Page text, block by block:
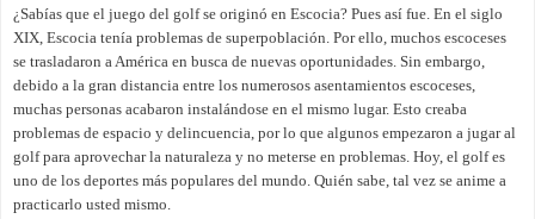
¿Sabías que el juego del golf se originó en Escocia? Pues así fue. En el siglo
XIX, Escocia tenía problemas de superpoblación. Por ello, muchos escoceses
se trasladaron a América en busca de nuevas oportunidades. Sin embargo,
debido a la gran distancia entre los numerosos asentamientos escoceses,
muchas personas acabaron instalándose en el mismo lugar. Esto creaba
problemas de espacio y delincuencia, por lo que algunos empezaron a jugar al
golf para aprovechar la naturaleza y no meterse en problemas. Hoy, el golf es
uno de los deportes más populares del mundo. Quién sabe, tal vez se anime a
practicarlo usted mismo.